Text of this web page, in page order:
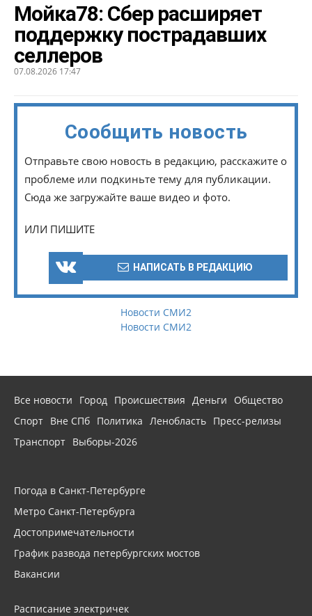
Мойка78: Сбер расширяет
поддержку пострадавших
селлеров
07.08.2026 17:47
Сообщить новость
Отправьте свою новость в редакцию, расскажите о
проблеме или подкиньте тему для публикации.
Сюда же загружайте ваше видео и фото.
ИЛИ ПИШИТЕ
НАПИСАТЬ В РЕДАКЦИЮ
Новости СМИ2
Новости СМИ2
Все новости Город Происшествия Деньги
Общество
Спорт Вне СПб Политика Ленобласть Пресс-релизы
Транспорт Выборы-2026
Погода в Санкт-Петербурге
Метро Санкт-Петербурга
Достопримечательности
График развода петербургских мостов
Вакансии
Расписание электричек